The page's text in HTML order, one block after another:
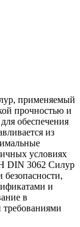
применяемый
прочностью и
обеспечения
из
условиях
DIN 3062 Силур
безопасности,
и
в